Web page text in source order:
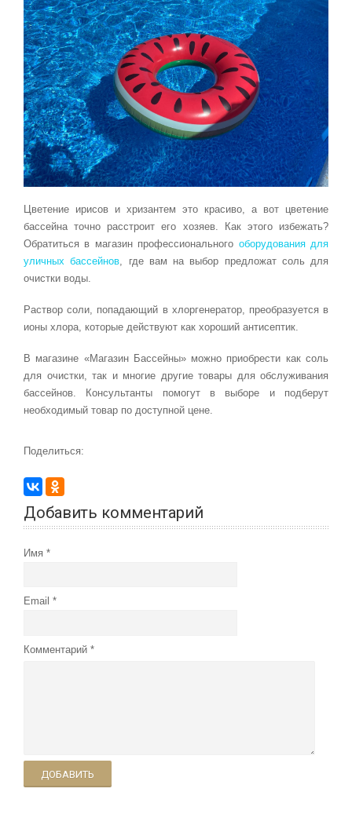
Цветение ирисов и хризантем это красиво, а вот цветение
бассейна точно расстроит его хозяев. Как этого избежать?
Обратиться в магазин профессионального оборудования для
уличных бассейнов , где вам на выбор предложат соль для
очистки воды.
Раствор соли, попадающий в хлоргенератор, преобразуется в
ионы хлора, которые действуют как хороший антисептик.
В магазине «Магазин Бассейны» можно приобрести как соль
для очистки, так и многие другие товары для обслуживания
бассейнов. Консультанты помогут в выборе и подберут
необходимый товар по доступной цене.
Поделиться:
Добавить комментарий
Имя
Email
Комментарий
ДОБАВИТЬ